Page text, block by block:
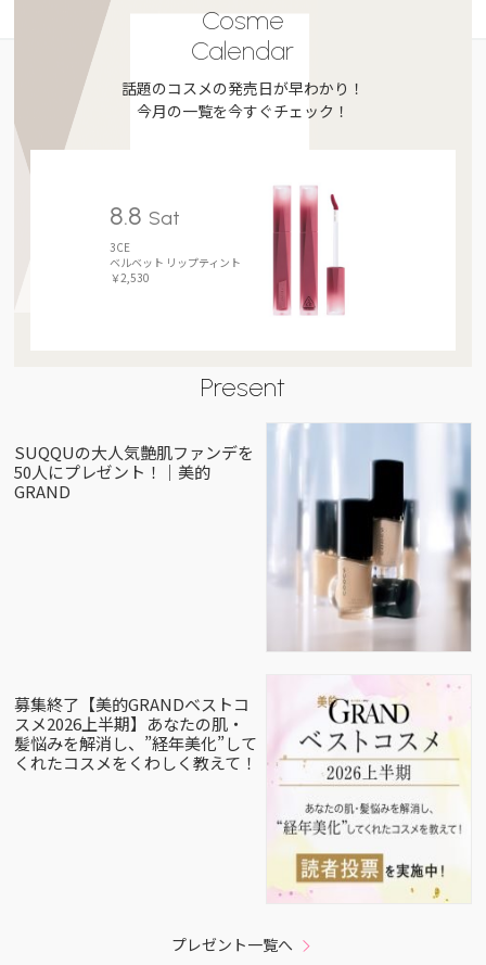
Cosme
Calendar
話題のコスメの発売日が早わかり！
今月の一覧を今すぐチェック！
8.8 Sat
3CE
ベルベット リップティント
￥2,530
Present
SUQQUの大人気艶肌ファンデを
50人にプレゼント！｜美的
GRAND
募集終了【美的GRANDベストコ
スメ2026上半期】あなたの肌・
髪悩みを解消し、”経年美化”して
くれたコスメをくわしく教えて！
プレゼント一覧へ